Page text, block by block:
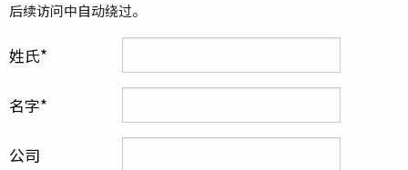
后续访问中自动绕过。
姓氏
名字
公司